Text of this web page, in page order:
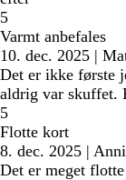
5
Varmt anbefales
10. dec. 2025 |
Det er ikke første
aldrig var skuffet.
5
Flotte kort
8. dec. 2025 |
Det er meget